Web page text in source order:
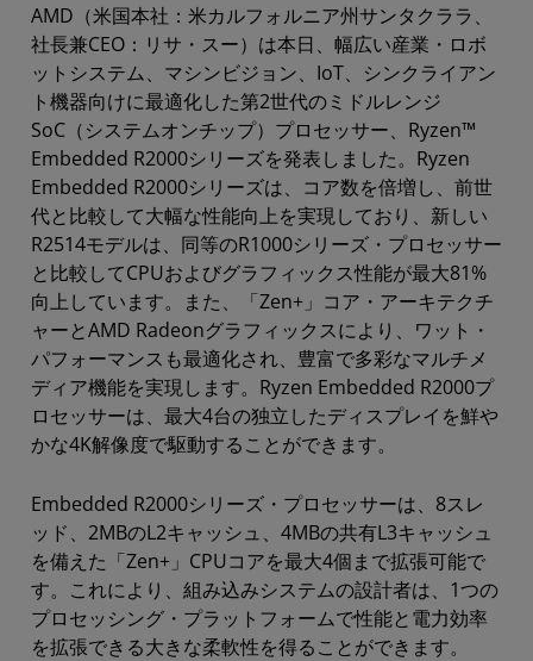
AMD（米国本社：米カルフォルニア州サンタクララ、
社長兼CEO：リサ・スー）は本日、幅広い産業・ロボ
ットシステム、マシンビジョン、IoT、シンクライアン
ト機器向けに最適化した第2世代のミドルレンジ
SoC（システムオンチップ）プロセッサー、Ryzen™
Embedded R2000シリーズを発表しました。Ryzen
Embedded R2000シリーズは、コア数を倍増し、前世
代と比較して大幅な性能向上を実現しており、新しい
R2514モデルは、同等のR1000シリーズ・プロセッサー
と比較してCPUおよびグラフィックス性能が最大81%
向上しています。また、「Zen+」コア・アーキテクチ
ャーとAMD Radeonグラフィックスにより、ワット・
パフォーマンスも最適化され、豊富で多彩なマルチメ
ディア機能を実現します。Ryzen Embedded R2000プ
ロセッサーは、最大4台の独立したディスプレイを鮮や
かな4K解像度で駆動することができます。
Embedded R2000シリーズ・プロセッサーは、8スレ
ッド、2MBのL2キャッシュ、4MBの共有L3キャッシュ
を備えた「Zen+」CPUコアを最大4個まで拡張可能で
す。これにより、組み込みシステムの設計者は、1つの
プロセッシング・プラットフォームで性能と電力効率
を拡張できる大きな柔軟性を得ることができます。